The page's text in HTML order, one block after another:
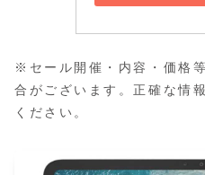
※セール開催・内容・価格
合がございます。正確な情
ください。